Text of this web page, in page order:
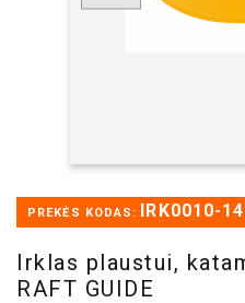
PREKĖS KODAS: IRK0010-
Irklas plaustui,
RAFT GUIDE